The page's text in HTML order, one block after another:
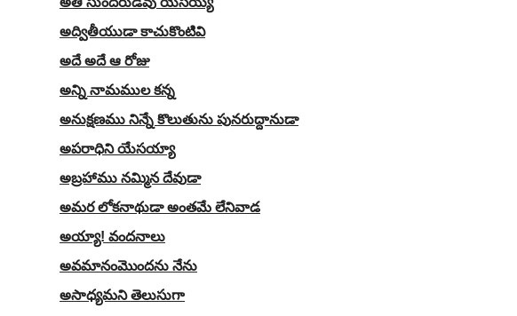
అద్వితీయుడా కాచుకొంటివి
అదే అదే ఆ రోజు
అన్ని నామముల కన్న
అనుక్షణము నిన్నే కొలుతును పునరుద్దానుడా
అపరాధిని యేసయ్యా
అబ్రహాము నమ్మిన దేవుడా
అమర లోకనాథుడా అంతమే లేనివాడ
అయ్యా! వందనాలు
అవమానంమొందను నేను
అసాధ్యమని తెలుసుగా